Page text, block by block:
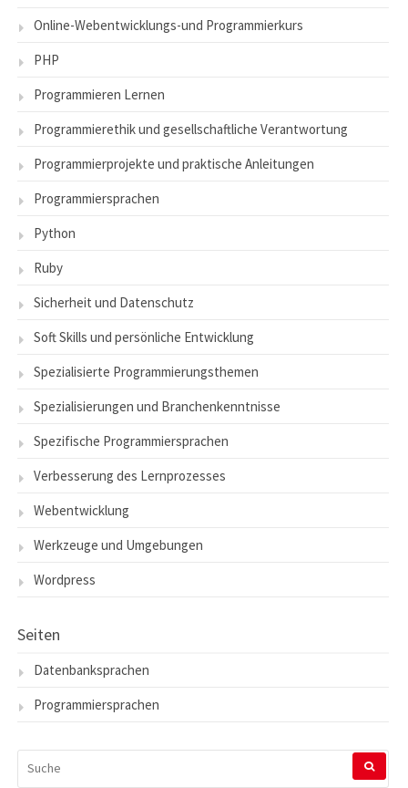
Online-Webentwicklungs-und Programmierkurs
PHP
Programmieren Lernen
Programmierethik und gesellschaftliche Verantwortung
Programmierprojekte und praktische Anleitungen
Programmiersprachen
Python
Ruby
Sicherheit und Datenschutz
Soft Skills und persönliche Entwicklung
Spezialisierte Programmierungsthemen
Spezialisierungen und Branchenkenntnisse
Spezifische Programmiersprachen
Verbesserung des Lernprozesses
Webentwicklung
Werkzeuge und Umgebungen
Wordpress
Seiten
Datenbanksprachen
Programmiersprachen
NACH: